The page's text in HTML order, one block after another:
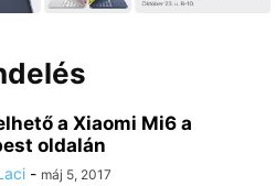
a Xiaomi Mi6 a
oldalán
- máj 5, 2017